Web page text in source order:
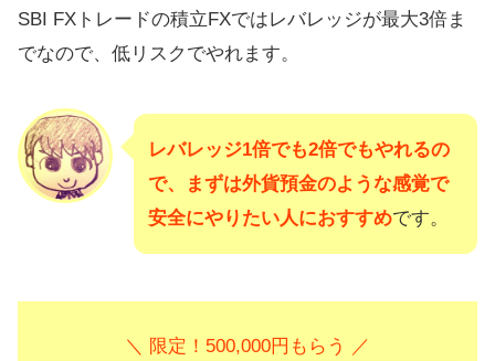
SBI FXトレードの積立FXではレバレッジが最大3倍ま
でなので、低リスクでやれます。
レバレッジ1倍でも2倍でもやれるの
で、まずは外貨預金のような感覚で
安全にやりたい人におすすめです。
＼ 限定！500,000円もらう ／